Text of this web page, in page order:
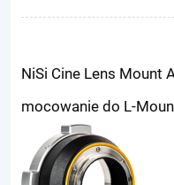
NiSi Cine Lens Mount
mocowanie do L-